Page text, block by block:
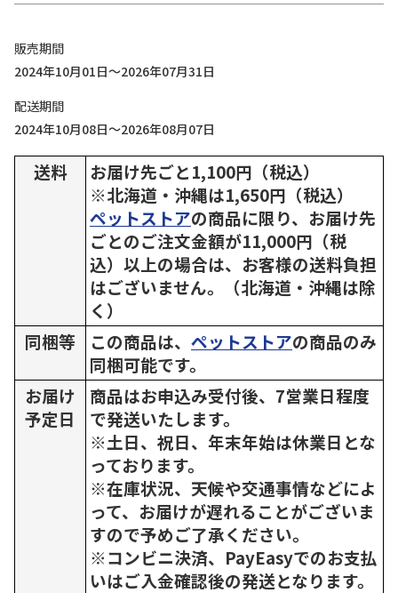
販売期間
2024年10月01日～2026年07月31日
配送期間
2024年10月08日～2026年08月07日
送料
お届け先ごと1,100円（税込）
※北海道・沖縄は1,650円（税込）
ペットストアの商品に限り、お届け先
ごとのご注文金額が11,000円（税
込）以上の場合は、お客様の送料負担
はございません。（北海道・沖縄は除
く）
同梱等
この商品は、 ペットストアの商品のみ
同梱可能です。
お届け
予定日
商品はお申込み受付後、7営業日程度
で発送いたします。
※土日、祝日、年末年始は休業日とな
っております。
※在庫状況、天候や交通事情などによ
って、お届けが遅れることがございま
すので予めご了承ください。
※コンビニ決済、PayEasyでのお支払
いはご入金確認後の発送となります。